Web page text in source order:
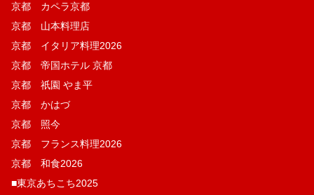
京都 カペラ京都
京都 山本料理店
京都 イタリア料理2026
京都 帝国ホテル 京都
京都 祇園 やま平
京都 かはづ
京都 照今
京都 フランス料理2026
京都 和食2026
■東京あちこち2025